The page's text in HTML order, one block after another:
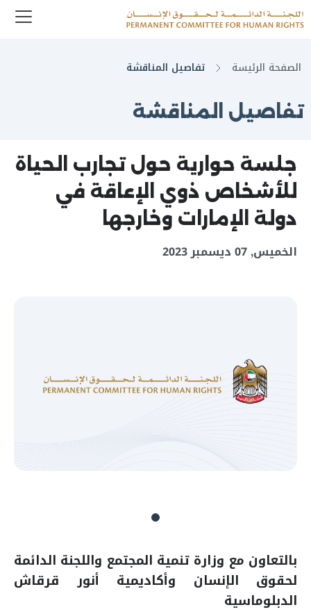
الصفحة الرئيسة تفاصيل المناقشة
تفاصيل المناقشة
جلسة حوارية حول تجارب الحياة
للأشخاص ذوي الإعاقة في
دولة الإمارات وخارجها
الخميس, 07 ديسمبر 2023
بالتعاون مع وزارة تنمية المجتمع واللجنة الدائمة
لحقوق الإنسان وأكاديمية أنور قرقاش
الدبلوماسية